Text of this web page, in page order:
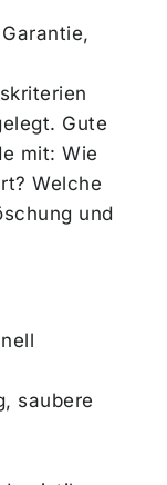
Gute
mit: Wie
Welche
und
saubere